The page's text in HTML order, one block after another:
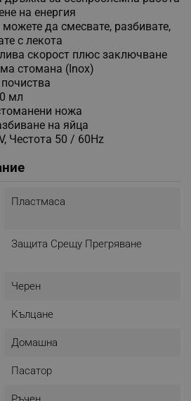
на енергия
да смесвате, разбивате,
с лекота
скорост плюс заключване
стомана (Inox)
мл
ножа
на яйца
Честота 50 / 60Hz
Пластмаса
Защита Срещу Прегряване
Черен
Кълцане
Домашна
Пасатор